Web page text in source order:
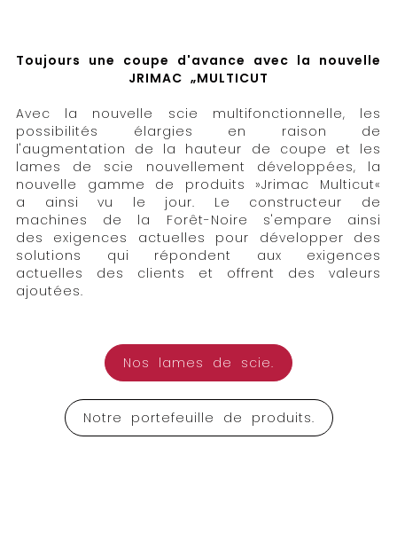
Toujours une coupe d'avance avec la nouvelle
JRIMAC „MULTICUT
Avec la nouvelle scie multifonctionnelle, les
possibilités élargies en raison de
l'augmentation de la hauteur de coupe et les
lames de scie nouvellement développées, la
nouvelle gamme de produits »Jrimac Multicut«
a ainsi vu le jour. Le constructeur de
machines de la Forêt-Noire s'empare ainsi
des exigences actuelles pour développer des
solutions qui répondent aux exigences
actuelles des clients et offrent des valeurs
ajoutées.
Nos lames de scie.
Notre portefeuille de produits.